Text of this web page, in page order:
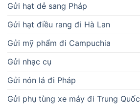
Gửi hạt dẻ sang Pháp
Gửi hạt điều rang đi Hà Lan
Gửi mỹ phẩm đi Campuchia
Gửi nhạc cụ
Gửi nón lá đi Pháp
Gửi phụ tùng xe máy đi Trung Quốc